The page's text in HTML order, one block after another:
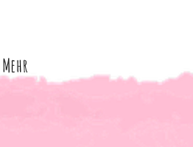
Mehr